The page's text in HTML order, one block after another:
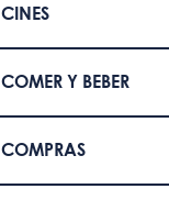
CINES
COMER Y BEBER
COMPRAS